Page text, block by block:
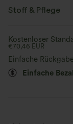
Mittlere Dehnung
Stoff & Pflege
Kostenloser
€70,46 EUR
Einfache
Einfache